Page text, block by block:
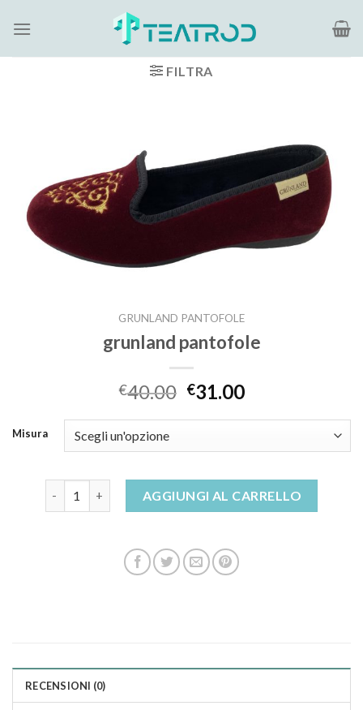
FILTRA
GRUNLAND PANTOFOLE
grunland pantofole
€40.00 €31.00
Misura
AGGIUNGI AL CARRELLO
RECENSIONI (0)